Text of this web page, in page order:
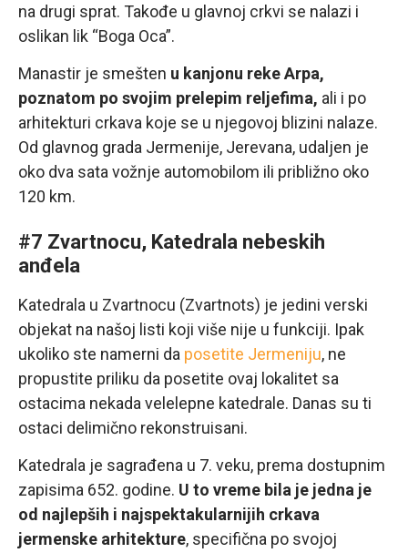
na drugi sprat. Takođe u glavnoj crkvi se nalazi i
oslikan lik “Boga Oca”.
Manastir je smešten u kanjonu reke Arpa,
poznatom po svojim prelepim reljefima, ali i po
arhitekturi crkava koje se u njegovoj blizini nalaze.
Od glavnog grada Jermenije, Jerevana, udaljen je
oko dva sata vožnje automobilom ili približno oko
120 km.
#7 Zvartnocu, Katedrala nebeskih
anđela
Katedrala u Zvartnocu (Zvartnots) je jedini verski
objekat na našoj listi koji više nije u funkciji. Ipak
ukoliko ste namerni da posetite Jermeniju, ne
propustite priliku da posetite ovaj lokalitet sa
ostacima nekada velelepne katedrale. Danas su ti
ostaci delimično rekonstruisani.
Katedrala je sagrađena u 7. veku, prema dostupnim
zapisima 652. godine. U to vreme bila je jedna je
od najlepših i najspektakularnijih crkava
jermenske arhitekture, specifična po svojoj